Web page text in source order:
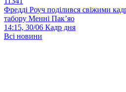
Фредді Роуч поділився свіжими
табору Менні Пак’яо
14:15, 30/06 Кадр дня
Всі новини